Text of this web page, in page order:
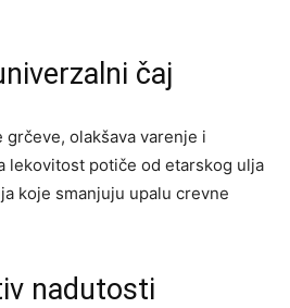
čaj
olakšava varenje i
lekovitost potiče od etarskog ulja
koje smanjuju upalu crevne
nadutosti